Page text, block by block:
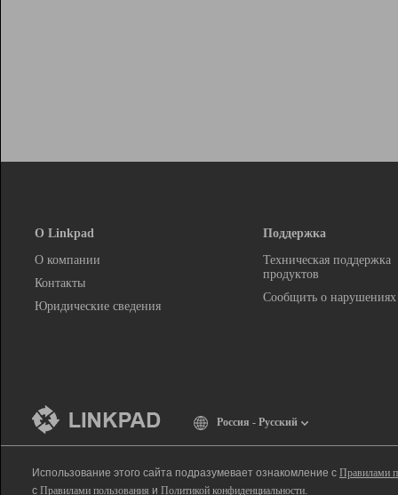
О Linkpad
О компании
Контакты
Юридические сведения
Поддержка
Техническая поддержка
продуктов
Сообщить о нарушениях
Россия - Русский
Использование этого сайта подразумевает ознакомление с Правилами
с Правилами пользования и Политикой конфиденциальности.